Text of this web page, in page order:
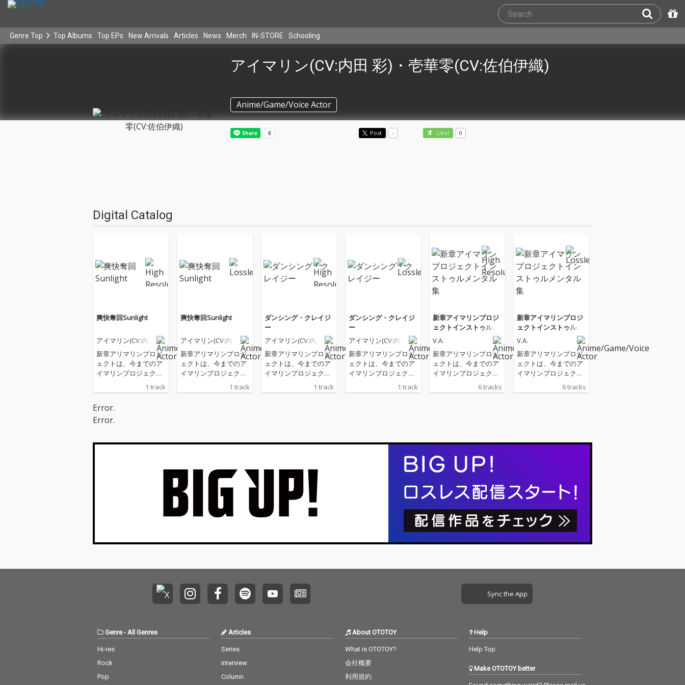
Genre Top Top Albums Top EPs New Arrivals Articles News Merch IN-STORE Schooling
アイマリン(CV:内田 彩)・壱華零(CV:佐伯伊織)
Anime/Game/Voice Actor
Post - Like! 0
Digital Catalog
爽快奪回Sunlight
アイマリン(CV:内田
伯伊織)
新章アリマリンプロジ
ェクトは、今までのア
イマリンプロジェクト
彩る、上質な映像と音
洋による新規IP企画で
ある 今作はヒットを
楽曲をフューチャー
1 track
爽快奪回Sunlight
アイマリン(CV:内田
伯伊織)
新章アリマリンプロジ
ェクトは、今までのア
イマリンプロジェクト
彩る、上質な映像と音
楽曲をフューチャー
1 track
ダンシング・クレイジ
ー
アイマリン(CV:内田
伯伊織)
新章アリマリンプロジ
ェクトは、今までのア
イマリンプロジェクト
彩る、上質な映像と音
1 track
ダンシング・クレイジ
ー
アイマリン(CV:内田
伯伊織)
新章アリマリンプロジ
ェクトは、今までのア
イマリンプロジェクト
彩る、上質な映像と音
1 track
新章アイマリンプロジ
ェクトインストゥルメ
ンタル集
V.A.
新章アリマリンプロジ
ェクトは、今までのア
イマリンプロジェクト
とは全く別の世界線を
彩る、上質な映像と音
ト音源のみを集めた、
集を新曲とともに同時
発売！
6 tracks
新章アイマリンプロジ
ェクトインストゥルメ
ンタル集
V.A.
新章アリマリンプロジ
ェクトは、今までのア
イマリンプロジェクト
とは全く別の世界線を
彩る、上質な映像と音
ト音源のみを集めた、
6 tracks
Error.
Error.
Sync the App
Genre- All Genres
Hi-res
Rock
Pop
Articles
Series
Interview
Column
About OTOTOY
What is OTOTOY?
会社概要
利用規約
Help
Help Top
Make OTOTOY better